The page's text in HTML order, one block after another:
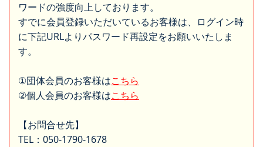
ワードの強度向上しております。
すでに会員登録いただいているお客様は、ログイン時
に下記URLよりパスワード再設定をお願いいたしま
す。
①団体会員のお客様はこちら
②個人会員のお客様はこちら
【お問合せ先】
TEL：050-1790-1678